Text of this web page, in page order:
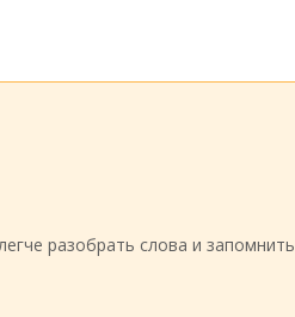
разобрать слова и запомнить